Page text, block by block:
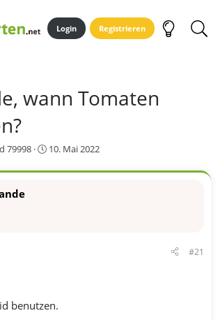
Login Registrieren
wann Tomaten
79998
E
s
10. Mai 2022
#21
benutzen.